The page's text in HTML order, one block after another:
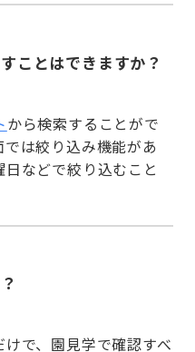
ことはできますか？
から検索することがで
は絞り込み機能があ
などで絞り込むこと
で、園見学で確認すべ